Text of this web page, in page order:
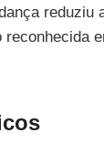
reduziu
reconhecida